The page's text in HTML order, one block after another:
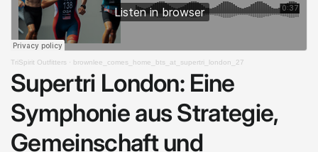
TriSpirit Outfitters · brownlee_comes_home_bts_at_supertri_london_27
Supertri London: Eine
Symphonie aus Strategie,
Gemeinschaft und